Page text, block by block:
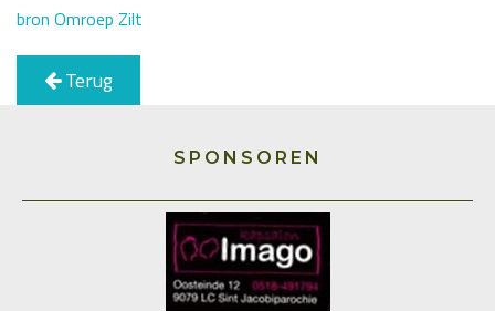
bron Omroep Zilt
Terug
SPONSOREN